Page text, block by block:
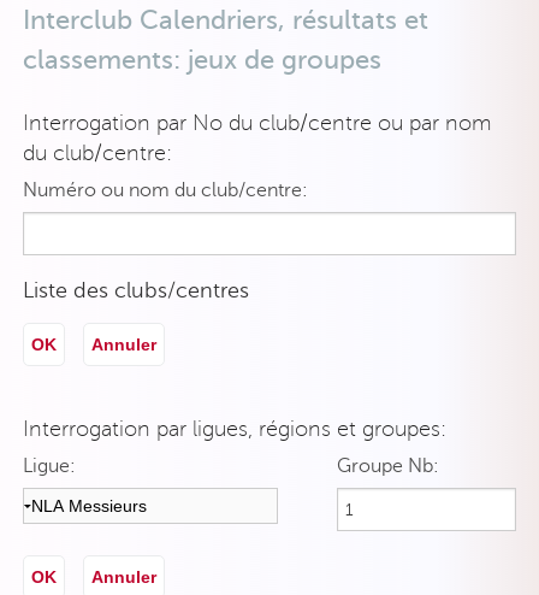
Interclub Calendriers, résultats et
classements: jeux de groupes
Interrogation par No du club/centre ou par nom
du club/centre:
Numéro ou nom du club/centre:
Liste des clubs/centres
OK Annuler
Interrogation par ligues, régions et groupes:
Ligue: Groupe Nb:
OK Annuler